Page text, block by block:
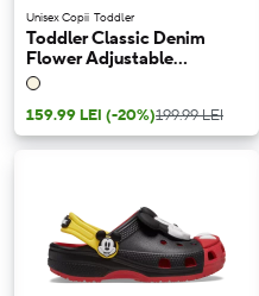
Unisex Copii Toddler
Toddler Classic Denim
Flower Adjustable
Backstrap Clog
159.99 LEI (-20%)199.99 LEI